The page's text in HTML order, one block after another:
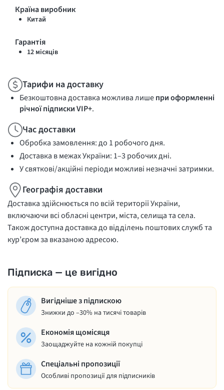
Країна виробник
Китай
Гарантія
12 місяців
Тарифи на доставку
Безкоштовна доставка можлива лишепри оформленні
річної підписки VIP+.
Час доставки
Обробка замовлення: до 1 робочого дня.
Доставка в межах України: 1–3 робочих дні.
У святкові/акційні періоди можливі незначні затримки.
Географія доставки
Доставка здійснюється по всій території України,
включаючи всі обласні центри, міста, селища та села.
Також доступна доставка до відділень поштових служб та
кур’єром за вказаною адресою.
Підписка — це вигідно
Вигідніше з підпискою
Знижки до –30% на тисячі товарів
Економія щомісяця
Заощаджуйте на кожній покупці
Спеціальні пропозиції
Особливі пропозиції для підписників